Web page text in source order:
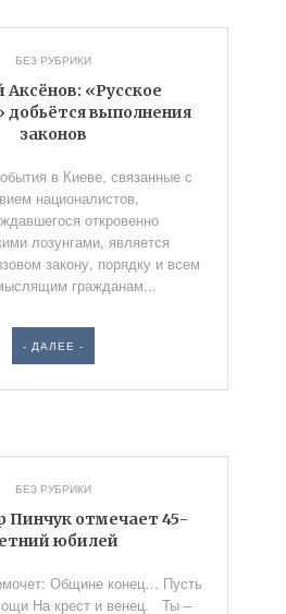
БЕЗ РУБРИКИ
Аксёнов: «Русское
добьётся выполнения
законов
в Киеве, связанные с
националистов,
откровенно
лозунгами, является
закону, порядку и всем
гражданам...
- ДАЛЕЕ -
БЕЗ РУБРИКИ
Пинчук отмечает 45-
юбилей
Общине конец… Пусть
На крест и венец. Ты –